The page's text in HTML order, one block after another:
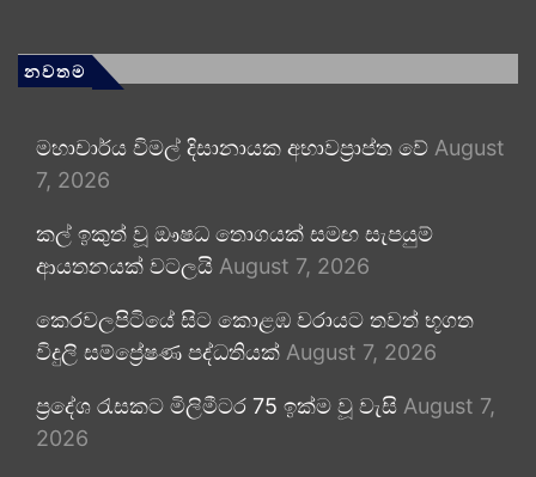
නවතම
මහාචාර්ය විමල් දිසානායක අභාවප්‍රාප්ත වේ August
7, 2026
කල් ඉකුත් වූ ඖෂධ තොගයක් සමඟ සැපයුම්
ආයතනයක් වටලයි August 7, 2026
කෙරවලපිටියේ සිට කොළඹ වරායට තවත් භූගත
විදුලි සම්ප්‍රේෂණ පද්ධතියක් August 7, 2026
ප්‍රදේශ රැසකට මිලිමීටර 75 ඉක්ම වූ වැසි August 7,
2026